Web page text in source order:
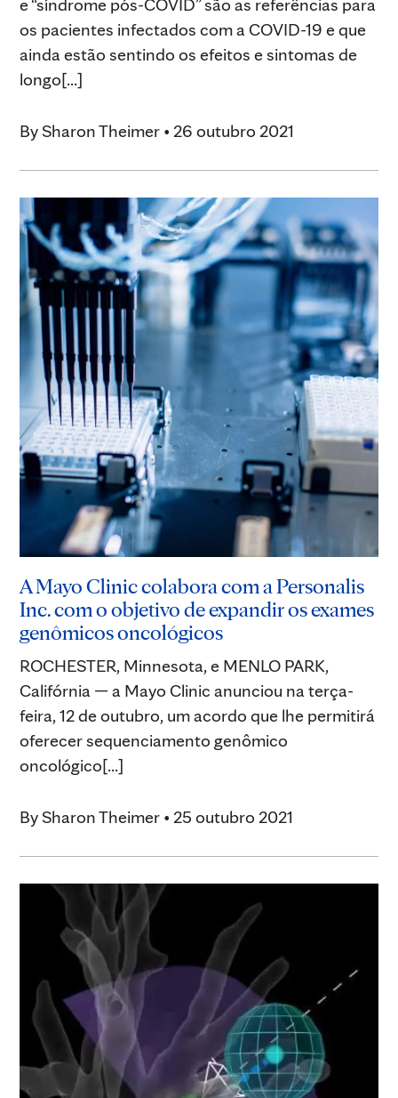
e “síndrome pós-COVID” são as referências para
os pacientes infectados com a COVID-19 e que
ainda estão sentindo os efeitos e sintomas de
longo[...]
By Sharon Theimer • 26 outubro 2021
A Mayo Clinic colabora com a Personalis
Inc. com o objetivo de expandir os exames
genômicos oncológicos
ROCHESTER, Minnesota, e MENLO PARK,
Califórnia — a Mayo Clinic anunciou na terça-
feira, 12 de outubro, um acordo que lhe permitirá
oferecer sequenciamento genômico
oncológico[...]
By Sharon Theimer • 25 outubro 2021